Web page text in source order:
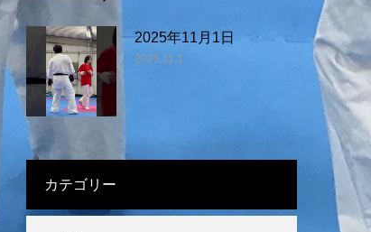
2025年11月1日
2025.11.1
カテゴリー